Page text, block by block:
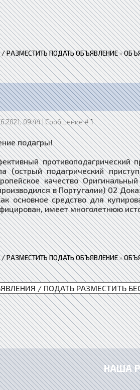
/ РАЗМЕСТИТЬ ПОДАТЬ ОБЪЯВЛЕНИЕ»
09:44 | Сообщение #1
подагры!
противоподагрический
(острый подагрический
качество
в Португалии) 02
основное средство для
имеет многолетнюю
/ РАЗМЕСТИТЬ ПОДАТЬ ОБЪЯВЛЕНИЕ»
НАША